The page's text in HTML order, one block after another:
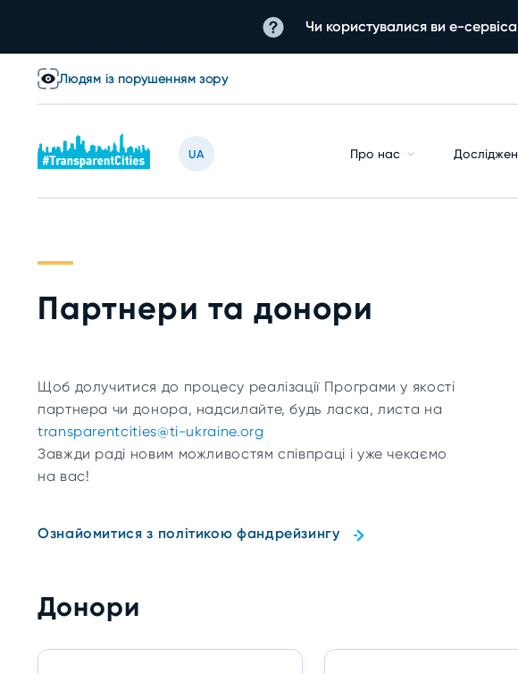
Чи користувалися ви е-
Людям із порушенням зору
UA Про нас
Партнери та донори
Щоб долучитися до процесу реалізації Програми у якості
партнера чи донора, надсилайте, будь ласка, листа на
transparentcities@ti-ukraine.org
Завжди раді новим можливостям співпраці і уже чекаємо
на вас!
Ознайомитися з політикою фандрейзингу
Донори